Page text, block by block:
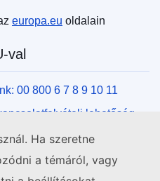
Ha szeretne
a témáról, vagy
europa.eu oldalain
val
00 800 6 7 8 9 10 11
lehetőség
űrlapunk kitöltésével!
központok egyikébe!